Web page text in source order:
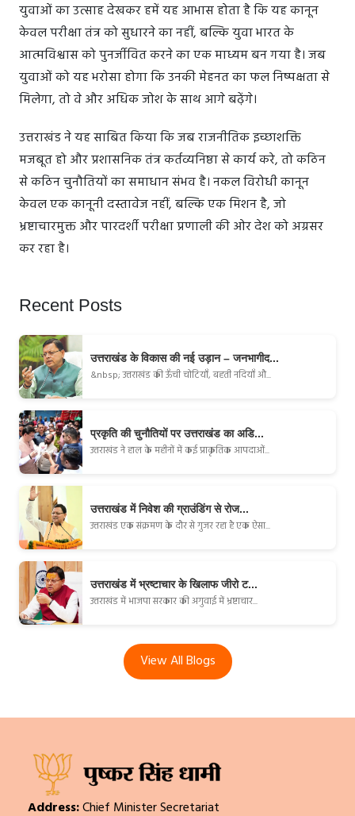
युवाओं का उत्साह देखकर हमें यह आभास होता है कि यह कानून
केवल परीक्षा तंत्र को सुधारने का नहीं, बल्कि युवा भारत के
आत्मविश्वास को पुनर्जीवित करने का एक माध्यम बन गया है। जब
युवाओं को यह भरोसा होगा कि उनकी मेहनत का फल निष्पक्षता से
मिलेगा, तो वे और अधिक जोश के साथ आगे बढ़ेंगे।
उत्तराखंड ने यह साबित किया कि जब राजनीतिक इच्छाशक्ति
मजबूत हो और प्रशासनिक तंत्र कर्तव्यनिष्ठा से कार्य करे, तो कठिन
से कठिन चुनौतियों का समाधान संभव है। नकल विरोधी कानून
केवल एक कानूनी दस्तावेज नहीं, बल्कि एक मिशन है, जो
भ्रष्टाचारमुक्त और पारदर्शी परीक्षा प्रणाली की ओर देश को अग्रसर
कर रहा है।
Recent Posts
उत्तराखंड के विकास की नई उड़ान – जनभागीद...
&nbsp; उत्तराखंड की ऊँची चोटियाँ, बहती नदियाँ औ...
प्रकृति की चुनौतियों पर उत्तराखंड का अडि...
उत्तराखंड ने हाल के महीनों में कई प्राकृतिक आपदाओं...
उत्तराखंड में निवेश की ग्राउंडिंग से रोज...
उत्तराखंड एक संक्रमण के दौर से गुजर रहा है एक ऐसा...
उत्तराखंड में भ्रष्टाचार के खिलाफ जीरो ट...
उत्तराखंड में भाजपा सरकार की अगुवाई में भ्रष्टाचार...
View All Blogs
Address:Chief Minister Secretariat